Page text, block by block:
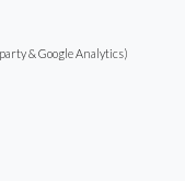
& Google Analytics)